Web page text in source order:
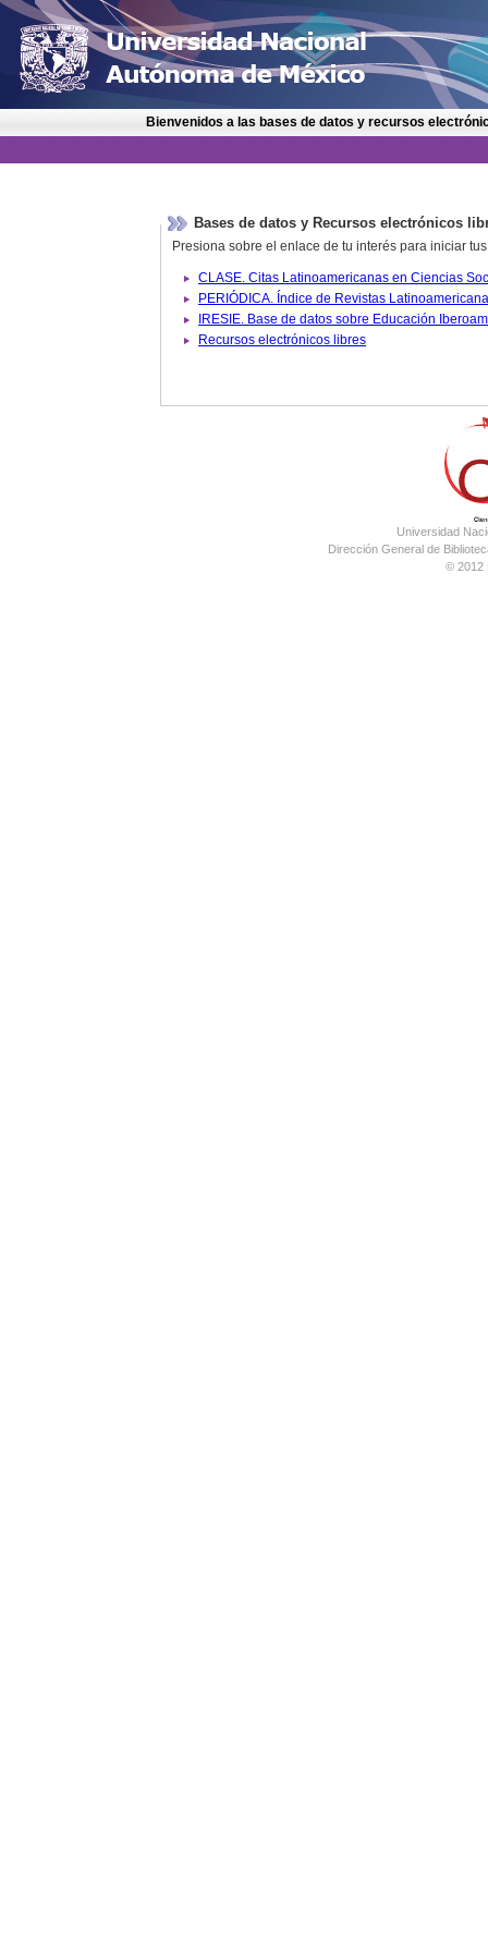
Bienvenidos a las bases de datos y recursos
Bases de datos y Recursos electrónicos
Presiona sobre el enlace de tu interés para iniciar
IRESIE. Base de datos
Recursos electrónicos libres
Universidad
Dirección General de
© 2012